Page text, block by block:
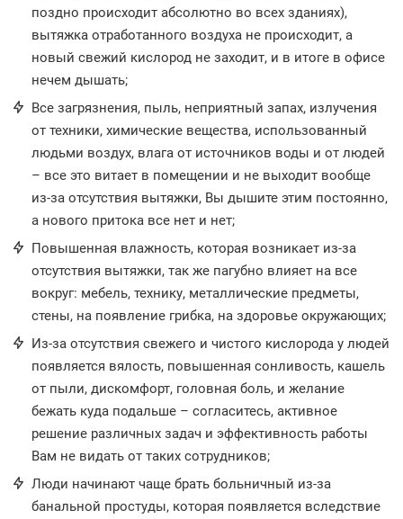
поздно происходит абсолютно во всех зданиях),
вытяжка отработанного воздуха не происходит, а
новый свежий кислород не заходит, и в итоге в офисе
нечем дышать;
Все загрязнения, пыль, неприятный запах, излучения
от техники, химические вещества, использованный
людьми воздух, влага от источников воды и от людей
– все это витает в помещении и не выходит вообще
из-за отсутствия вытяжки, Вы дышите этим постоянно,
а нового притока все нет и нет;
Повышенная влажность, которая возникает из-за
отсутствия вытяжки, так же пагубно влияет на все
вокруг: мебель, технику, металлические предметы,
стены, на появление грибка, на здоровье окружающих;
Из-за отсутствия свежего и чистого кислорода у людей
появляется вялость, повышенная сонливость, кашель
от пыли, дискомфорт, головная боль, и желание
бежать куда подальше – согласитесь, активное
решение различных задач и эффективность работы
Вам не видать от таких сотрудников;
Люди начинают чаще брать больничный из-за
банальной простуды, которая появляется вследствие